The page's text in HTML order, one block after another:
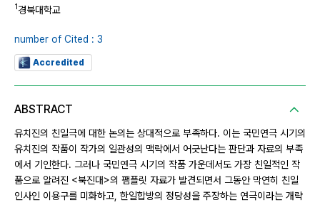
1경북대학교
number of Cited : 3
Accredited
ABSTRACT
유치진의 친일극에 대한 논의는 상대적으로 부족하다. 이는 국민연극 시기의
유치진의 작품이 작가의 일관성의 맥락에서 어긋난다는 판단과 자료의 부족
에서 기인한다. 그러나 국민연극 시기의 작품 가운데서도 가장 친일적인 작
품으로 알려진 <북진대>의 팸플릿 자료가 발견되면서 그동안 막연히 친일
인사인 이용구를 미화하고, 한일합방의 정당성을 주장하는 연극이라는 개략